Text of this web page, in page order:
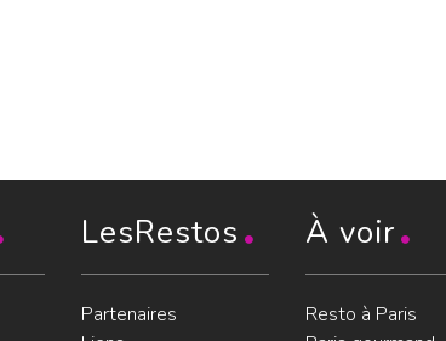
LesRestos
Partenaires
À voir
Resto à Paris